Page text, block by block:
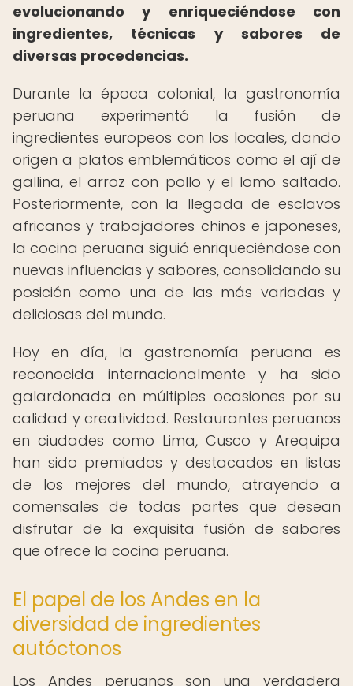
evolucionando y enriqueciéndose con
ingredientes, técnicas y sabores de
diversas procedencias.
Durante la época colonial, la gastronomía
peruana experimentó la fusión de
ingredientes europeos con los locales, dando
origen a platos emblemáticos como el ají de
gallina, el arroz con pollo y el lomo saltado.
Posteriormente, con la llegada de esclavos
africanos y trabajadores chinos e japoneses,
la cocina peruana siguió enriqueciéndose con
nuevas influencias y sabores, consolidando su
posición como una de las más variadas y
deliciosas del mundo.
Hoy en día, la gastronomía peruana es
reconocida internacionalmente y ha sido
galardonada en múltiples ocasiones por su
calidad y creatividad. Restaurantes peruanos
en ciudades como Lima, Cusco y Arequipa
han sido premiados y destacados en listas
de los mejores del mundo, atrayendo a
comensales de todas partes que desean
disfrutar de la exquisita fusión de sabores
que ofrece la cocina peruana.
El papel de los Andes en la
diversidad de ingredientes
autóctonos
Los Andes peruanos son una verdadera